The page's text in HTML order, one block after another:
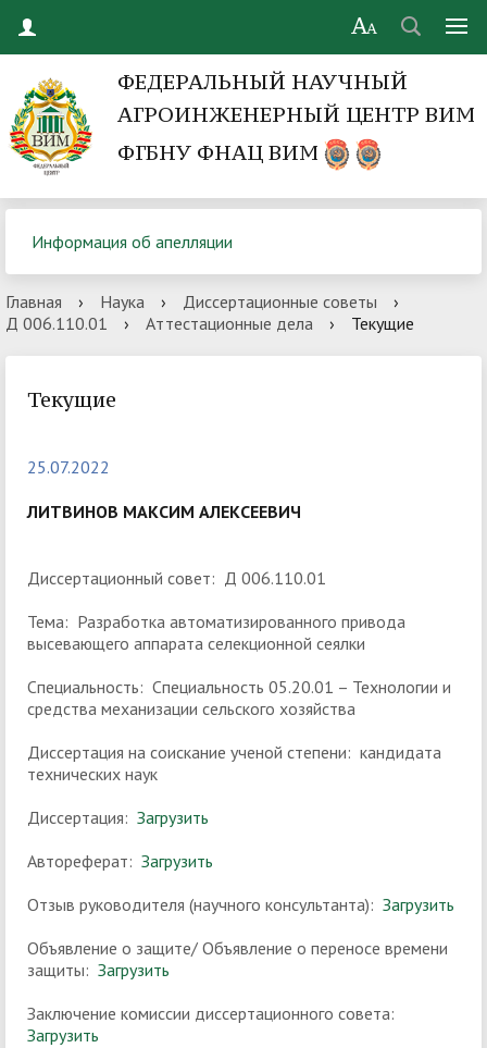
ФЕДЕРАЛЬНЫЙ НАУЧНЫЙ
АГРОИНЖЕНЕРНЫЙ ЦЕНТР ВИМ
ФГБНУ ФНАЦ ВИМ
Информация об апелляции
Главная › Наука › Диссертационные советы
›
Д 006.110.01
› Аттестационные дела › Текущие
Текущие
25.07.2022
ЛИТВИНОВ МАКСИМ АЛЕКСЕЕВИЧ
Диссертационный совет: Д 006.110.01
Тема: Разработка автоматизированного привода
высевающего аппарата селекционной сеялки
Специальность: Специальность 05.20.01 – Технологии и
средства механизации сельского хозяйства
Диссертация на соискание ученой степени: кандидата
технических наук
Диссертация: Загрузить
Автореферат: Загрузить
Отзыв руководителя (научного консультанта): Загрузить
Объявление о защите/ Объявление о переносе времени
защиты: Загрузить
Заключение комиссии диссертационного совета:
Загрузить